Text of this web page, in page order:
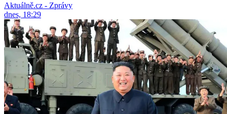
Aktuálně.cz - Zprávy
dnes, 18:29